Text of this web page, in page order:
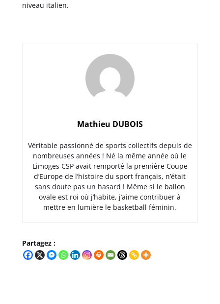
niveau italien.
Mathieu DUBOIS
Véritable passionné de sports collectifs depuis de
nombreuses années ! Né la même année où le
Limoges CSP avait remporté la première Coupe
d’Europe de l’histoire du sport français, n’était
sans doute pas un hasard ! Même si le ballon
ovale est roi où j’habite, j’aime contribuer à
mettre en lumière le basketball féminin.
Partagez :